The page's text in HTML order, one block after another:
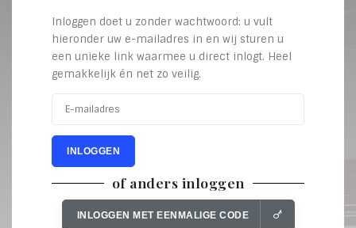
Inloggen doet u zonder wachtwoord: u vult
hieronder uw e-mailadres in en wij sturen u
een unieke link waarmee u direct inlogt. Heel
gemakkelijk én net zo veilig.
INLOGGEN
of anders inloggen
INLOGGEN MET EENMALIGE CODE